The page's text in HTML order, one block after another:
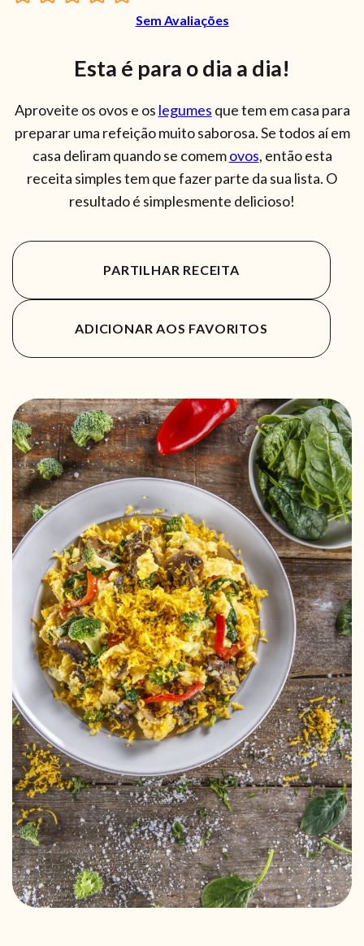
Sem Avaliações
Esta é para o dia a dia!
Aproveite os ovos e os legumes que tem em casa para
preparar uma refeição muito saborosa. Se todos aí em
casa deliram quando se comemovos, então esta
receita simples tem que fazer parte da sua lista. O
resultado é simplesmente delicioso!
PARTILHAR RECEITA
ADICIONAR AOS FAVORITOS